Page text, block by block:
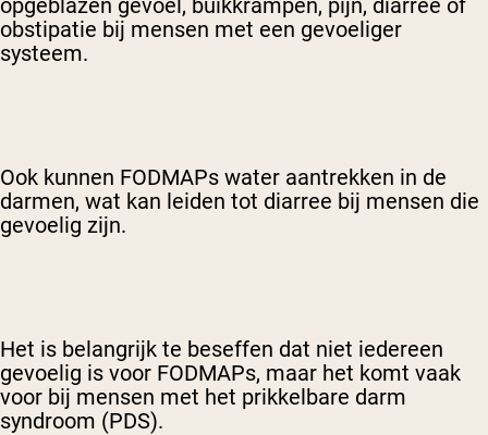
opgeblazen gevoel, buikkrampen, pijn, diarree of
obstipatie bij mensen met een gevoeliger
systeem.
Ook kunnen FODMAPs water aantrekken in de
darmen, wat kan leiden tot diarree bij mensen die
gevoelig zijn.
Het is belangrijk te beseffen dat niet iedereen
gevoelig is voor FODMAPs, maar het komt vaak
voor bij mensen met het prikkelbare darm
syndroom (PDS).